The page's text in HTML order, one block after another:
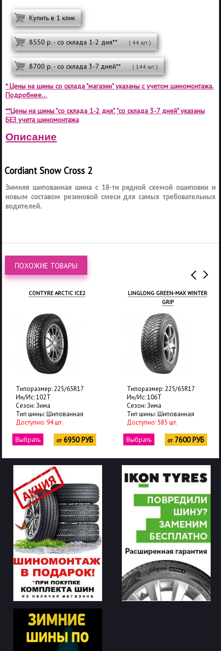
Купить в 1 клик
8550 р. - со склада 1-2 дня** ( 44 шт.)
8700 р. - со склада 3-7 дней** ( 144 шт.)
* Цены на шины со склада "магазин" указаны с учетом шиномонтажа.
Подробнее...
**Цены на шины "со склада 1-2 дня", "со склада 3-7 дней" указаны
БЕЗ учета шиномонтажа
Описание
Cordiant Snow Cross 2
Зимняя шипованная шина с 18-ти рядной схемой ошиповки и
новым составом резиновой смеси для самых требовательных
водителей.
ПОХОЖИЕ ТОВАРЫ
LINGLONG GREEN-MAX WINTER
Типоразмер: 225/65R17
Ин/Ис: 106T
Сезон: Зима
Тип шины: Шипованная
Доступно: 585 шт.
Выбрать от 7600 РУБ
ATTAR W02
Типоразмер: 225/65R17
Ин/Ис: 102T
Сезон: Зима
Тип шины: Шипованная
Доступно: 18 шт.
Выбрать от 7650 РУБ